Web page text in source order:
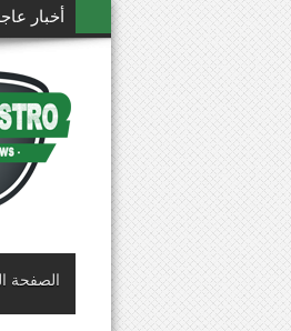
أخبار
الصفحة